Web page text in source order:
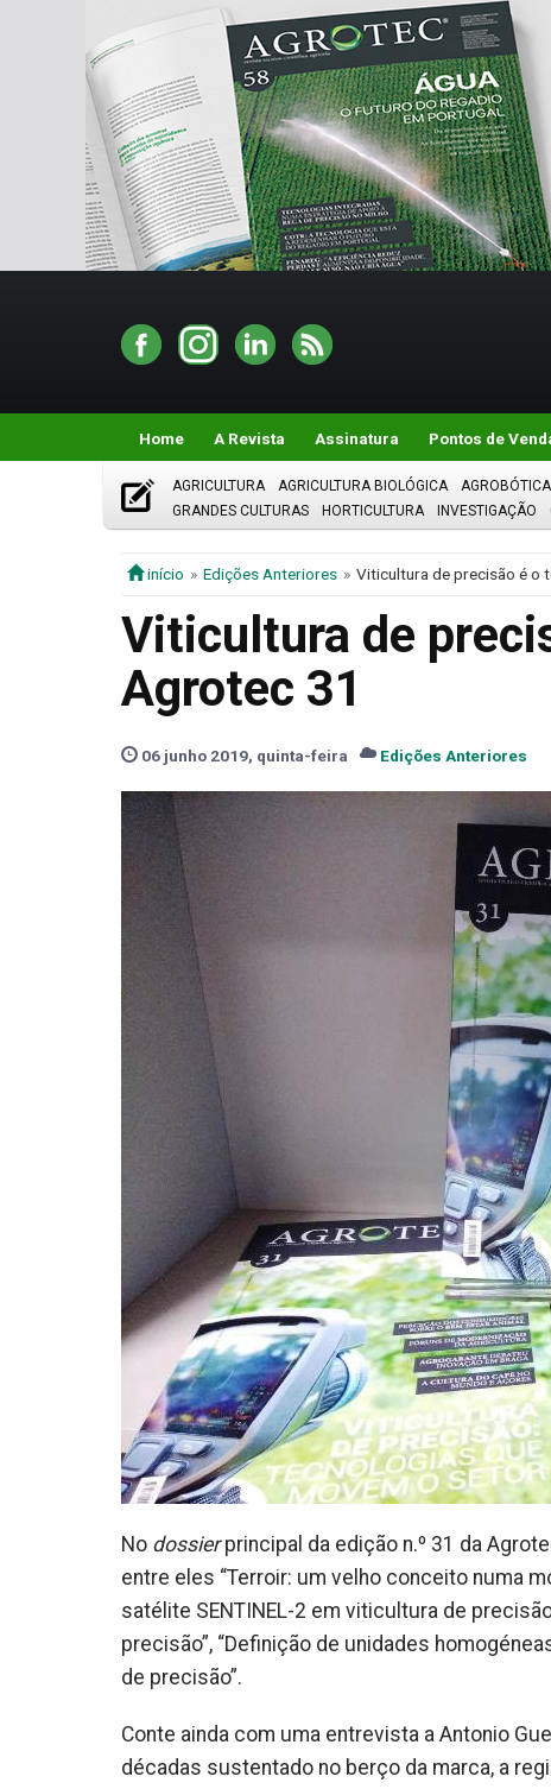
Home A Revista Assinatura Pontos de
AGRICULTURA AGRICULTURA BIOLÓGICA AGROBÓTICA
GRANDES CULTURAS
HORTICULTURA INVESTIGAÇÃO
início Edições Anteriores Viticultura de precisão é o
Viticultura de
Agrotec 31
06 junho 2019, quinta-feira Edições Anteriores
No dossierprincipal da edição n.º 31 da
entre eles “Terroir: um velho conceito numa
satélite SENTINEL-2 em viticultura de
precisão”, “Definição de unidades
de precisão”.
Conte ainda com uma entrevista a Antonio
décadas sustentado no berço da marca, a